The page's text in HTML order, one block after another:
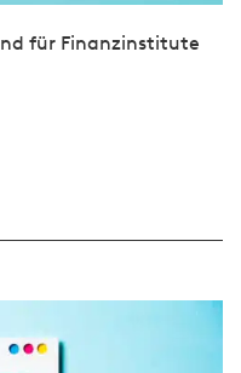
für Finanzinstitute